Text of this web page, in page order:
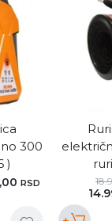
300
)
RSD